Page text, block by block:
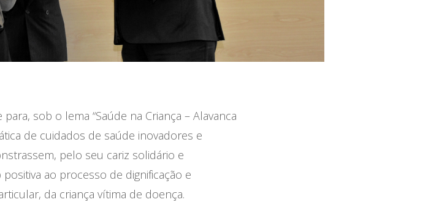
sob o lema “Saúde na Criança – Alavanca
de cuidados de saúde inovadores e
pelo seu cariz solidário e
ao processo de dignificação e
da criança vítima de doença.